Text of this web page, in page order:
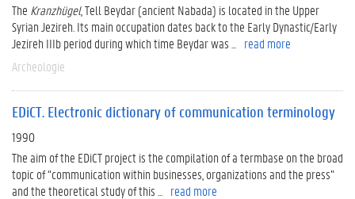
The Kranzhügel, Tell Beydar (ancient Nabada) is located in the Upper
Syrian Jezireh. Its main occupation dates back to the Early Dynastic/Early
Jezireh IIIb period during which time Beydar was ...
read more
Archeologie
EDiCT. Electronic dictionary of communication terminology
1990
The aim of the EDiCT project is the compilation of a termbase on the broad
topic of “communication within businesses, organizations and the press”
and the theoretical study of this ...
read more